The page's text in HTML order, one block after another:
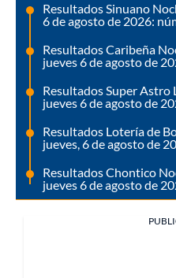
Resultados Sinuano
6 de agosto de 2026:
Resultados Caribeña
jueves 6 de agosto de
Resultados Super
jueves 6 de agosto de
Resultados Lotería de
jueves, 6 de agosto de
Resultados Chontico
jueves 6 de agosto de